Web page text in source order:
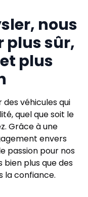
nous
plus sûr,
plus
véhicules qui
quel que soit le
Grâce à une
envers
passion pour nos
plus que des
la confiance.